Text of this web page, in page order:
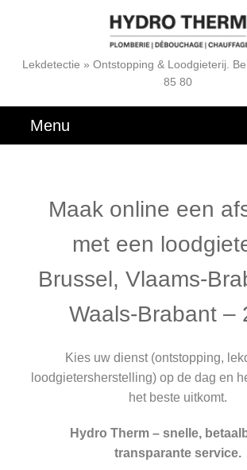
Lekdetectie » Ontstopping & Loodgieterij.
85 80
Menu
Maak online een
met een
Brussel, Vlaams-
Waals-Brabant –
Kies uw dienst (ontstopping,
loodgietersherstelling) op de dag en
het beste uitkomt.
Hydro Therm – snelle,
transparante service.